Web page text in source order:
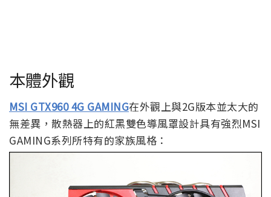
本體外觀
MSI GTX960 4G GAMING在外觀上與2G版本並太大的
無差異，散熱器上的紅黑雙色導風罩設計具有強烈MSI
GAMING系列所特有的家族風格：